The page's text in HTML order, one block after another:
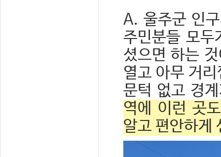
A. 울주군 인
주민분들 모두
셨으면 하는
열고 아무 거
문턱 없고 경
역에 이런 곳
알고 편안하게